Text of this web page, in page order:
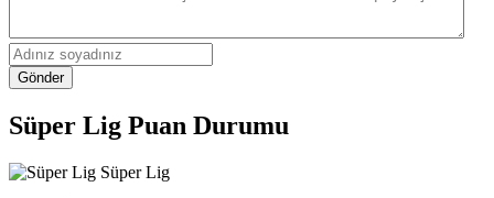
Gönder
Süper Lig Puan Durumu
Süper Lig